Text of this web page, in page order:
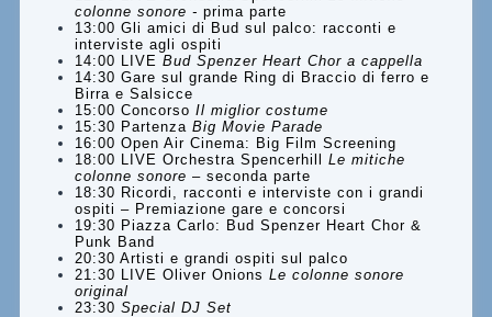
colonne sonore - prima parte
13:00 Gli amici di Bud sul palco: racconti e
interviste agli ospiti
14:00 LIVE Bud Spenzer Heart Chor a cappella
14:30 Gare sul grande Ring di Braccio di ferro e
Birra e Salsicce
15:00 Concorso Il miglior costume
15:30 Partenza Big Movie Parade
16:00 Open Air Cinema: Big Film Screening
18:00 LIVE Orchestra Spencerhill Le mitiche
colonne sonore – seconda parte
18:30 Ricordi, racconti e interviste con i grandi
ospiti – Premiazione gare e concorsi
19:30 Piazza Carlo: Bud Spenzer Heart Chor &
Punk Band
20:30 Artisti e grandi ospiti sul palco
21:30 LIVE Oliver Onions Le colonne sonore
original
23:30 Special DJ Set